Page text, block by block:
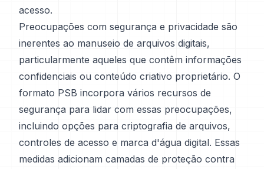
acesso.
Preocupações com segurança e privacidade são
inerentes ao manuseio de arquivos digitais,
particularmente aqueles que contêm informações
confidenciais ou conteúdo criativo proprietário. O
formato PSB incorpora vários recursos de
segurança para lidar com essas preocupações,
incluindo opções para criptografia de arquivos,
controles de acesso e marca d'água digital. Essas
medidas adicionam camadas de proteção contra